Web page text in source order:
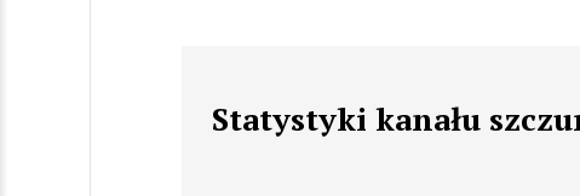
Statystyki kanału